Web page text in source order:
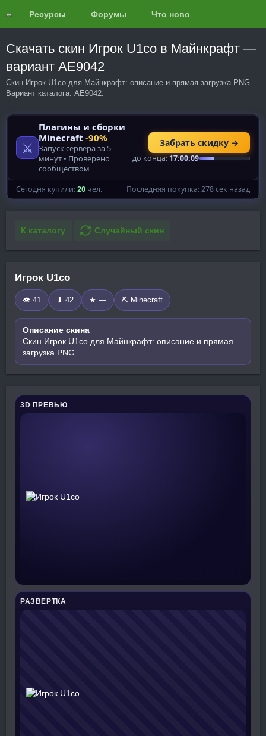
Ресурсы Форумы Что нового?
Скачать скин Игрок U1co в Майнкрафт —
вариант AE9042
Скин Игрок U1co для Майнкрафт: описание и прямая загрузка PNG.
Вариант каталога: AE9042.
К каталогу Случайный скин
Игрок U1co
👁 41 ⬇ 42 ★ — ⛏️ Minecraft
Описание скина
Скин Игрок U1co для Майнкрафт: описание и прямая
загрузка PNG.
3D ПРЕВЬЮ
РАЗВЕРТКА